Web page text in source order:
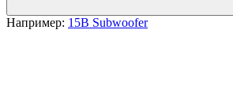
Например: 15B Subwoofer